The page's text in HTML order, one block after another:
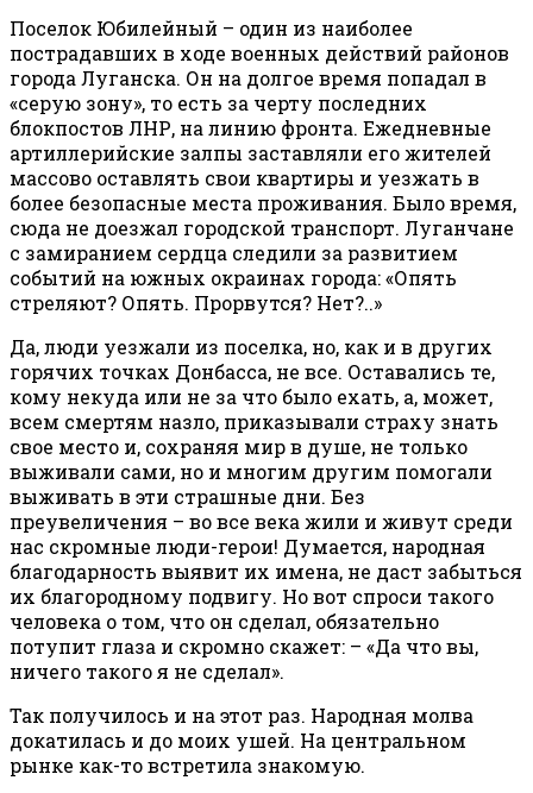
Поселок Юбилейный – один из наиболее
пострадавших в ходе военных действий районов
города Луганска. Он на долгое время попадал в
«серую зону», то есть за черту последних
блокпостов ЛНР, на линию фронта. Ежедневные
артиллерийские залпы заставляли его жителей
массово оставлять свои квартиры и уезжать в
более безопасные места проживания. Было время,
сюда не доезжал городской транспорт. Луганчане
с замиранием сердца следили за развитием
событий на южных окраинах города: «Опять
стреляют? Опять. Прорвутся? Нет?..»
Да, люди уезжали из поселка, но, как и в других
горячих точках Донбасса, не все. Оставались те,
кому некуда или не за что было ехать, а, может,
всем смертям назло, приказывали страху знать
свое место и, сохраняя мир в душе, не только
выживали сами, но и многим другим помогали
выживать в эти страшные дни. Без
преувеличения – во все века жили и живут среди
нас скромные люди-герои! Думается, народная
благодарность выявит их имена, не даст забыться
их благородному подвигу. Но вот спроси такого
человека о том, что он сделал, обязательно
потупит глаза и скромно скажет: – «Да что вы,
ничего такого я не сделал».
Так получилось и на этот раз. Народная молва
докатилась и до моих ушей. На центральном
рынке как-то встретила знакомую.